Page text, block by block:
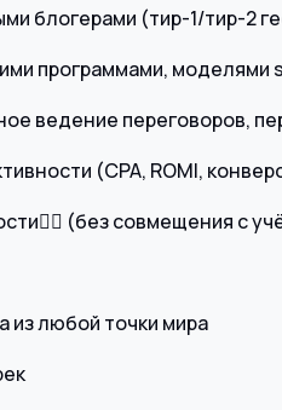
блогерами (тир-1/тир-2
программами,
ведение переговоров,
(CPA, ROMI,
(без совмещения с
из любой точки мира